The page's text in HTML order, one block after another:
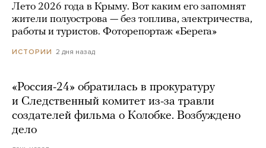
Лето 2026 года в Крыму. Вот каким его запомнят
жители полуострова — без топлива, электричества,
работы и туристов. Фоторепортаж «Берега»
ИСТОРИИ 2 дня назад
«Россия-24» обратилась в прокуратуру
и Следственный комитет из-за травли
создателей фильма о Колобке. Возбуждено
дело